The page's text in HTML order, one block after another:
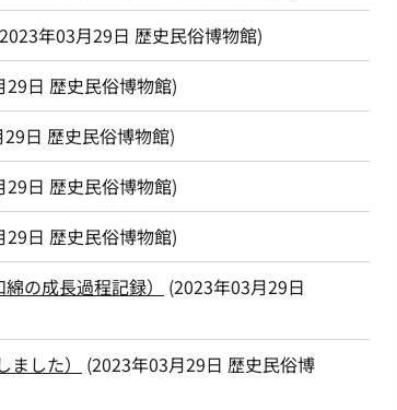
2023年03月29日 歴史民俗博物館)
29日 歴史民俗博物館)
日 歴史民俗博物館)
29日 歴史民俗博物館)
29日 歴史民俗博物館)
の成長過程記録）
(2023年03月29日
した）
(2023年03月29日 歴史民俗博